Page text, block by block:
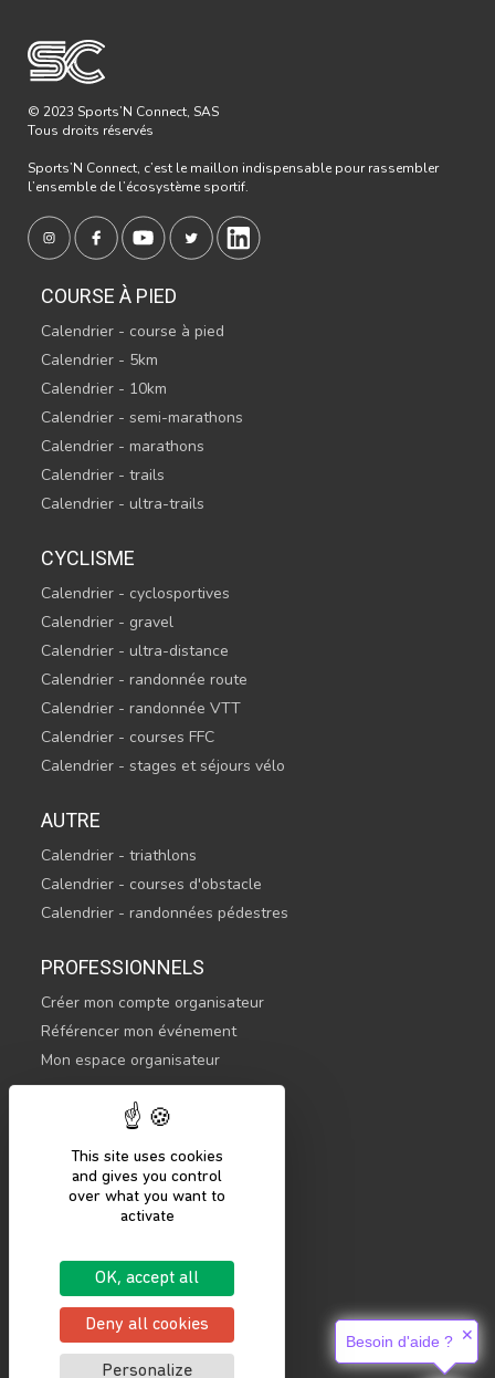
This site uses cookies
and gives you control
over what you want to
activate
OK, accept all
Deny all cookies
Personalize
© 2023 Sports’N Connect, SAS
Tous droits réservés
Sports’N Connect, c’est le maillon indispensable pour rassembler
l’ensemble de l’écosystème sportif.
COURSE À PIED
Calendrier - course à pied
Calendrier - 5km
Calendrier - 10km
Calendrier - semi-marathons
Calendrier - marathons
Calendrier - trails
Calendrier - ultra-trails
CYCLISME
Calendrier - cyclosportives
Calendrier - gravel
Calendrier - ultra-distance
Calendrier - randonnée route
Calendrier - randonnée VTT
Calendrier - courses FFC
Calendrier - stages et séjours vélo
AUTRE
Calendrier - triathlons
Calendrier - courses d'obstacle
Calendrier - randonnées pédestres
PROFESSIONNELS
Créer mon compte organisateur
Référencer mon événement
Mon espace organisateur
CONTACTEZ-NOUS
COMMENCER
Se connecter
Mentions légales
Politique de confidentialité
Besoin d'aide ? ✕